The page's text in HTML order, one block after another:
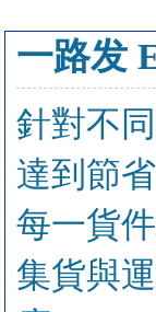
一路发
針對不
達到節
每一貨
集貨與